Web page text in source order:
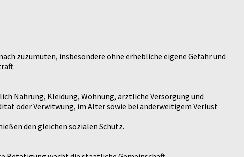
zuzumuten, insbesondere ohne erhebliche eigene Gefahr und
Nahrung, Kleidung, Wohnung, ärztliche Versorgung und
oder Verwitwung, im Alter sowie bei anderweitigem Verlust
den gleichen sozialen Schutz.